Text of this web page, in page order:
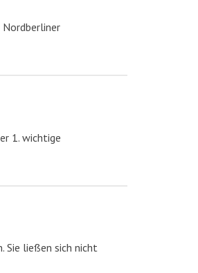
1. wichtige
Sie ließen sich nicht